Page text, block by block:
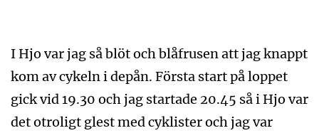
I Hjo var jag så blöt och blåfrusen att jag knappt
kom av cykeln i depån. Första start på loppet
gick vid 19.30 och jag startade 20.45 så i Hjo var
det otroligt glest med cyklister och jag var